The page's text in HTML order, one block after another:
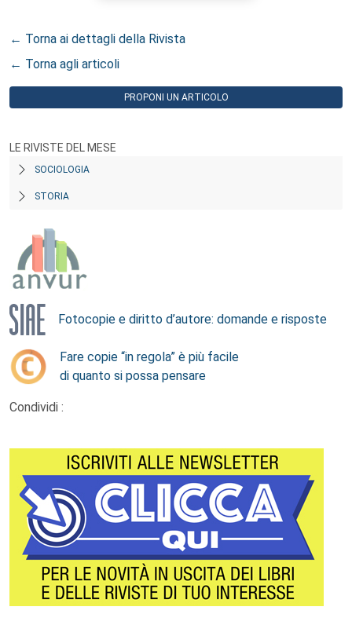
← Torna ai dettagli della Rivista
← Torna agli articoli
PROPONI UN ARTICOLO
LE RIVISTE DEL MESE
SOCIOLOGIA
STORIA
Fotocopie e diritto d’autore: domande e risposte
Fare copie “in regola” è più facile
di quanto si possa pensare
Condividi :